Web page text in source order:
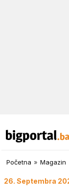
Početna » Magazin
26. Septembra